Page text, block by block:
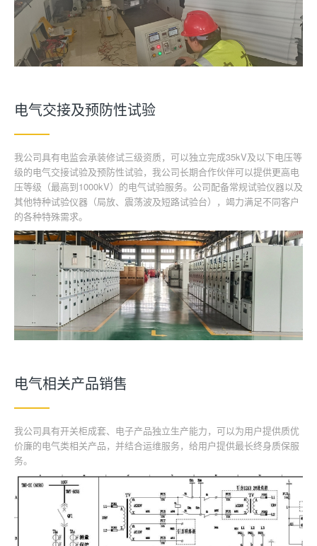
电气交接及预防性试验
我公司具有电监会承装修试三级资质，可以独立完成35kV及以下电压等
级的电气交接试验及预防性试验，我公司长期合作伙伴可以提供更高电
压等级（最高到1000kV）的电气试验服务。公司配备常规试验仪器以及
其他特种试验仪器（局放、震荡波及短路试验台），竭力满足不同客户
的各种特殊需求。
电气相关产品销售
我公司具有开关柜成套、电子产品独立生产能力，可以为用户提供质优
价廉的电气类相关产品，并结合运维服务，给用户提供最长终身质保服
务。